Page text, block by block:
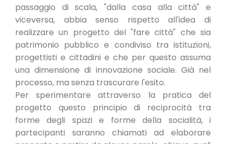
passaggio di scala, "dalla casa alla città" e
viceversa, abbia senso rispetto all'idea di
realizzare un progetto del "fare città" che sia
patrimonio pubblico e condiviso tra istituzioni,
progettisti e cittadini e che per questo assuma
una dimensione di innovazione sociale. Già nel
processo, ma senza trascurare l'esito.
Per sperimentare attraverso la pratica del
progetto questo principio di reciprocità tra
forme degli spazi e forme della socialità, i
partecipanti saranno chiamati ad elaborare